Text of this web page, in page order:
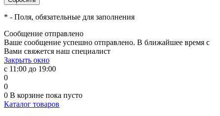
* - Поля, обязательные для заполнения
Сообщение отправлено
Ваше сообщение успешно отправлено. В ближайшее время с
Вами свяжется наш специалист
Закрыть окно
с 11:00 до 19:00
0
0
0 В корзине пока пусто
Каталог товаров